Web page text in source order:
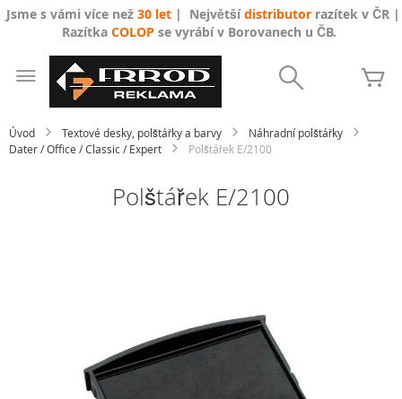
Jsme s vámi více než 30 let| Největšídistributorrazítek v ČR |
Razítka COLOP se vyrábí v Borovanech u ČB.
Přejít
na
obsah
Úvod Textové desky, polštářky a barvy
Náhradní polštářky
Dater / Office / Classic / Expert
Polštářek E/2100
Polštářek E/2100